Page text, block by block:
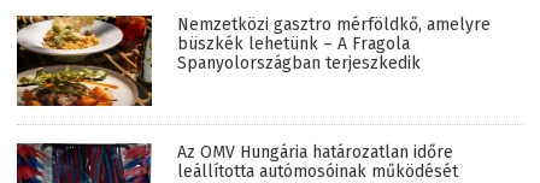
Nemzetközi gasztro mérföldkő, amelyre
büszkék lehetünk – A Fragola
Spanyolországban terjeszkedik
Az OMV Hungária határozatlan időre
leállította autómosóinak működését